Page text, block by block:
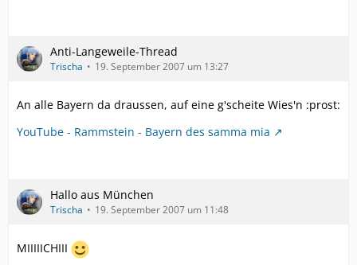
Anti-Langeweile-Thread
Trischa 19. September 2007 um 13:27
An alle Bayern da draussen, auf eine g'scheite Wies'n :prost:
YouTube - Rammstein - Bayern des samma mia
Hallo aus München
Trischa 19. September 2007 um 11:48
MIIIIICHIII